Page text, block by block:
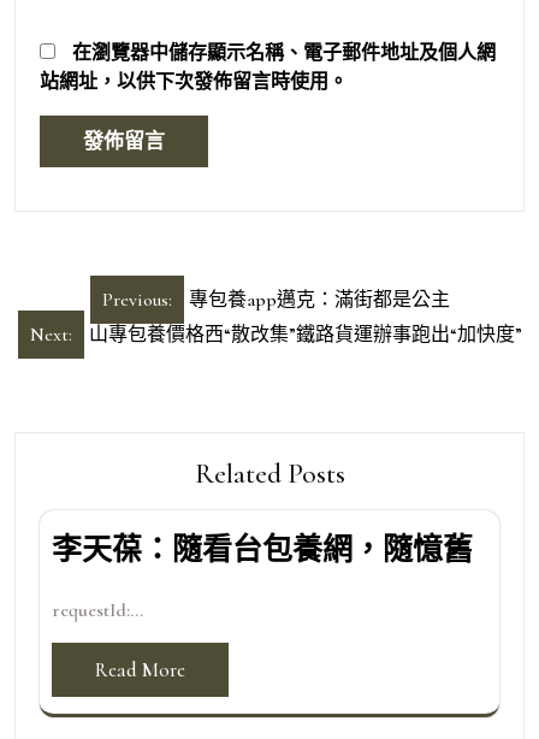
在瀏覽器中儲存顯示名稱、電子郵件地址及個人網
站網址，以供下次發佈留言時使用。
章
導
Previous:
專包養app邁克：滿街都是公主
Next:
山專包養價格西“散改集”鐵路貨運辦事跑出“加快度”
Related Posts
李天葆：隨看台包養網，隨憶舊
requestId:...
Read More